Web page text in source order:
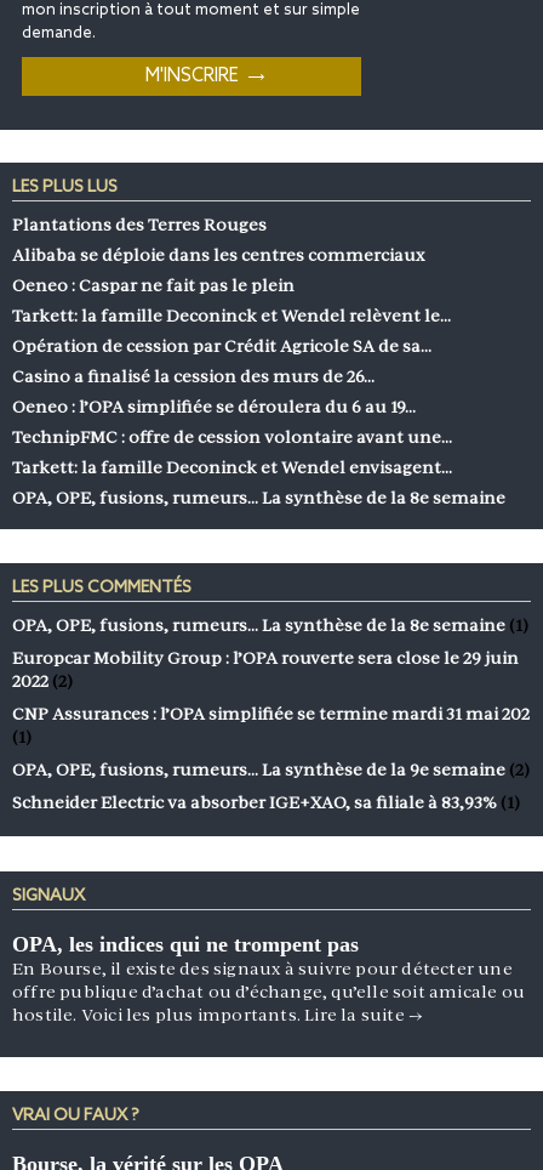
mon inscription à tout moment et sur simple
demande.
LES PLUS LUS
Plantations des Terres Rouges
Alibaba se déploie dans les centres commerciaux
Oeneo : Caspar ne fait pas le plein
Tarkett: la famille Deconinck et Wendel relèvent le…
Opération de cession par Crédit Agricole SA de sa…
Casino a finalisé la cession des murs de 26…
Oeneo : l’OPA simplifiée se déroulera du 6 au 19…
TechnipFMC : offre de cession volontaire avant une…
Tarkett: la famille Deconinck et Wendel envisagent…
OPA, OPE, fusions, rumeurs… La synthèse de la 8e semaine
LES PLUS COMMENTÉS
OPA, OPE, fusions, rumeurs… La synthèse de la 8e semaine (1)
Europcar Mobility Group : l’OPA rouverte sera close le 29 juin
2022 (2)
CNP Assurances : l’OPA simplifiée se termine mardi 31 mai 202
(1)
OPA, OPE, fusions, rumeurs… La synthèse de la 9e semaine (2)
Schneider Electric va absorber IGE+XAO, sa filiale à 83,93% (1)
SIGNAUX
OPA, les indices qui ne trompent pas
En Bourse, il existe des signaux à suivre pour détecter une
offre publique d’achat ou d’échange, qu’elle soit amicale ou
hostile. Voici les plus importants.Lire la suite →
VRAI OU FAUX ?
Bourse, la vérité sur les OPA